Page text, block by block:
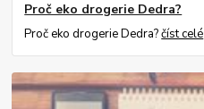
Proč eko drogerie Dedra?
Proč eko drogerie Dedra?číst celé